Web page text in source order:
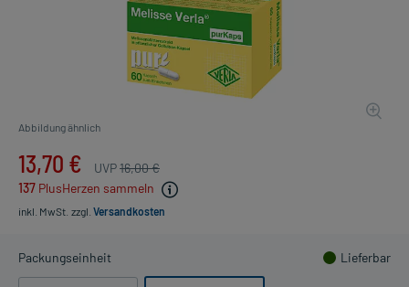
Abbildung ähnlich
13,70 € UVP16,00 €
137 PlusHerzen sammeln
inkl. MwSt. zzgl. Versandkosten
Packungseinheit Lieferbar